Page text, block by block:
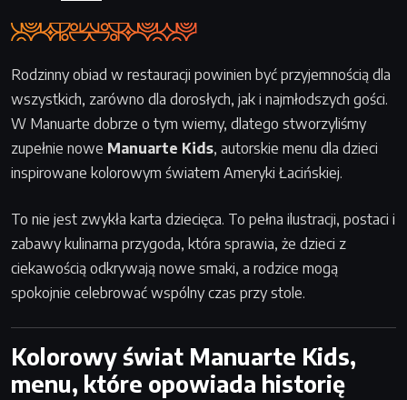
Rodzinny obiad w restauracji powinien być przyjemnością dla
wszystkich, zarówno dla dorosłych, jak i najmłodszych gości.
W Manuarte dobrze o tym wiemy, dlatego stworzyliśmy
zupełnie nowe Manuarte Kids, autorskie menu dla dzieci
inspirowane kolorowym światem Ameryki Łacińskiej.
To nie jest zwykła karta dziecięca. To pełna ilustracji, postaci i
zabawy kulinarna przygoda, która sprawia, że dzieci z
ciekawością odkrywają nowe smaki, a rodzice mogą
spokojnie celebrować wspólny czas przy stole.
Kolorowy świat Manuarte Kids,
menu, które opowiada historię